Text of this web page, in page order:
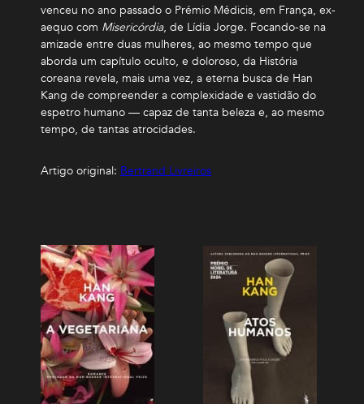
venceu no ano passado o Prémio Médicis, em França, ex-
aequo com Misericórdia, de Lídia Jorge. Focando-se na
amizade entre duas mulheres, ao mesmo tempo que
aborda um capítulo oculto, e doloroso, da História
coreana revela, mais uma vez, a eterna busca de Han
Kang de compreender a complexidade e vastidão do
espetro humano — capaz de tanta beleza e, ao mesmo
tempo, de tantas atrocidades.
Artigo original: Bertrand Livreiros